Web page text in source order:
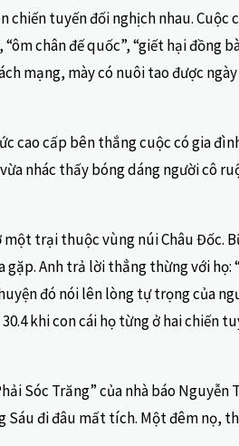
chiến tuyến đối nghịch nhau. Cuộc
chân đế quốc”, “giết hại đồng
mạng, mày có nuôi tao được ngày
cao cấp bên thắng cuộc có gia
nhác thấy bóng dáng người cô
trại thuộc vùng núi Châu Đốc.
Anh trả lời thẳng thừng với họ:
đó nói lên lòng tự trọng của
khi con cái họ từng ở hai chiến
Sóc Trăng” của nhà báo Nguyễn
đi đâu mất tích. Một đêm nọ,